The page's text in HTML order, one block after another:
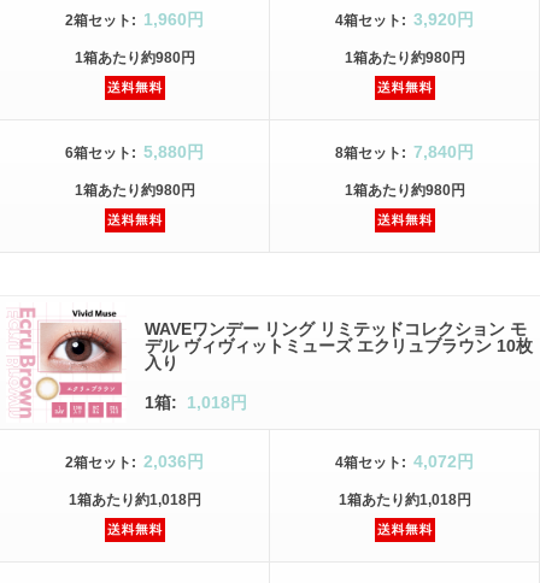
2箱セット : 1,960円
1箱あたり約980円
4箱セット : 3,920円
1箱あたり約980円
6箱セット : 5,880円
1箱あたり約980円
8箱セット : 7,840円
1箱あたり約980円
WAVEワンデー リング リミテッドコレクション モ
デル ヴィヴィットミューズ エクリュブラウン 10枚
入り
1箱: 1,018円
2箱セット : 2,036円
1箱あたり約1,018円
4箱セット : 4,072円
1箱あたり約1,018円